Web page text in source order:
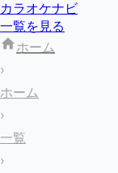
カラオケナビ
一覧を見る
ホーム
›
ホーム
›
一覧
›